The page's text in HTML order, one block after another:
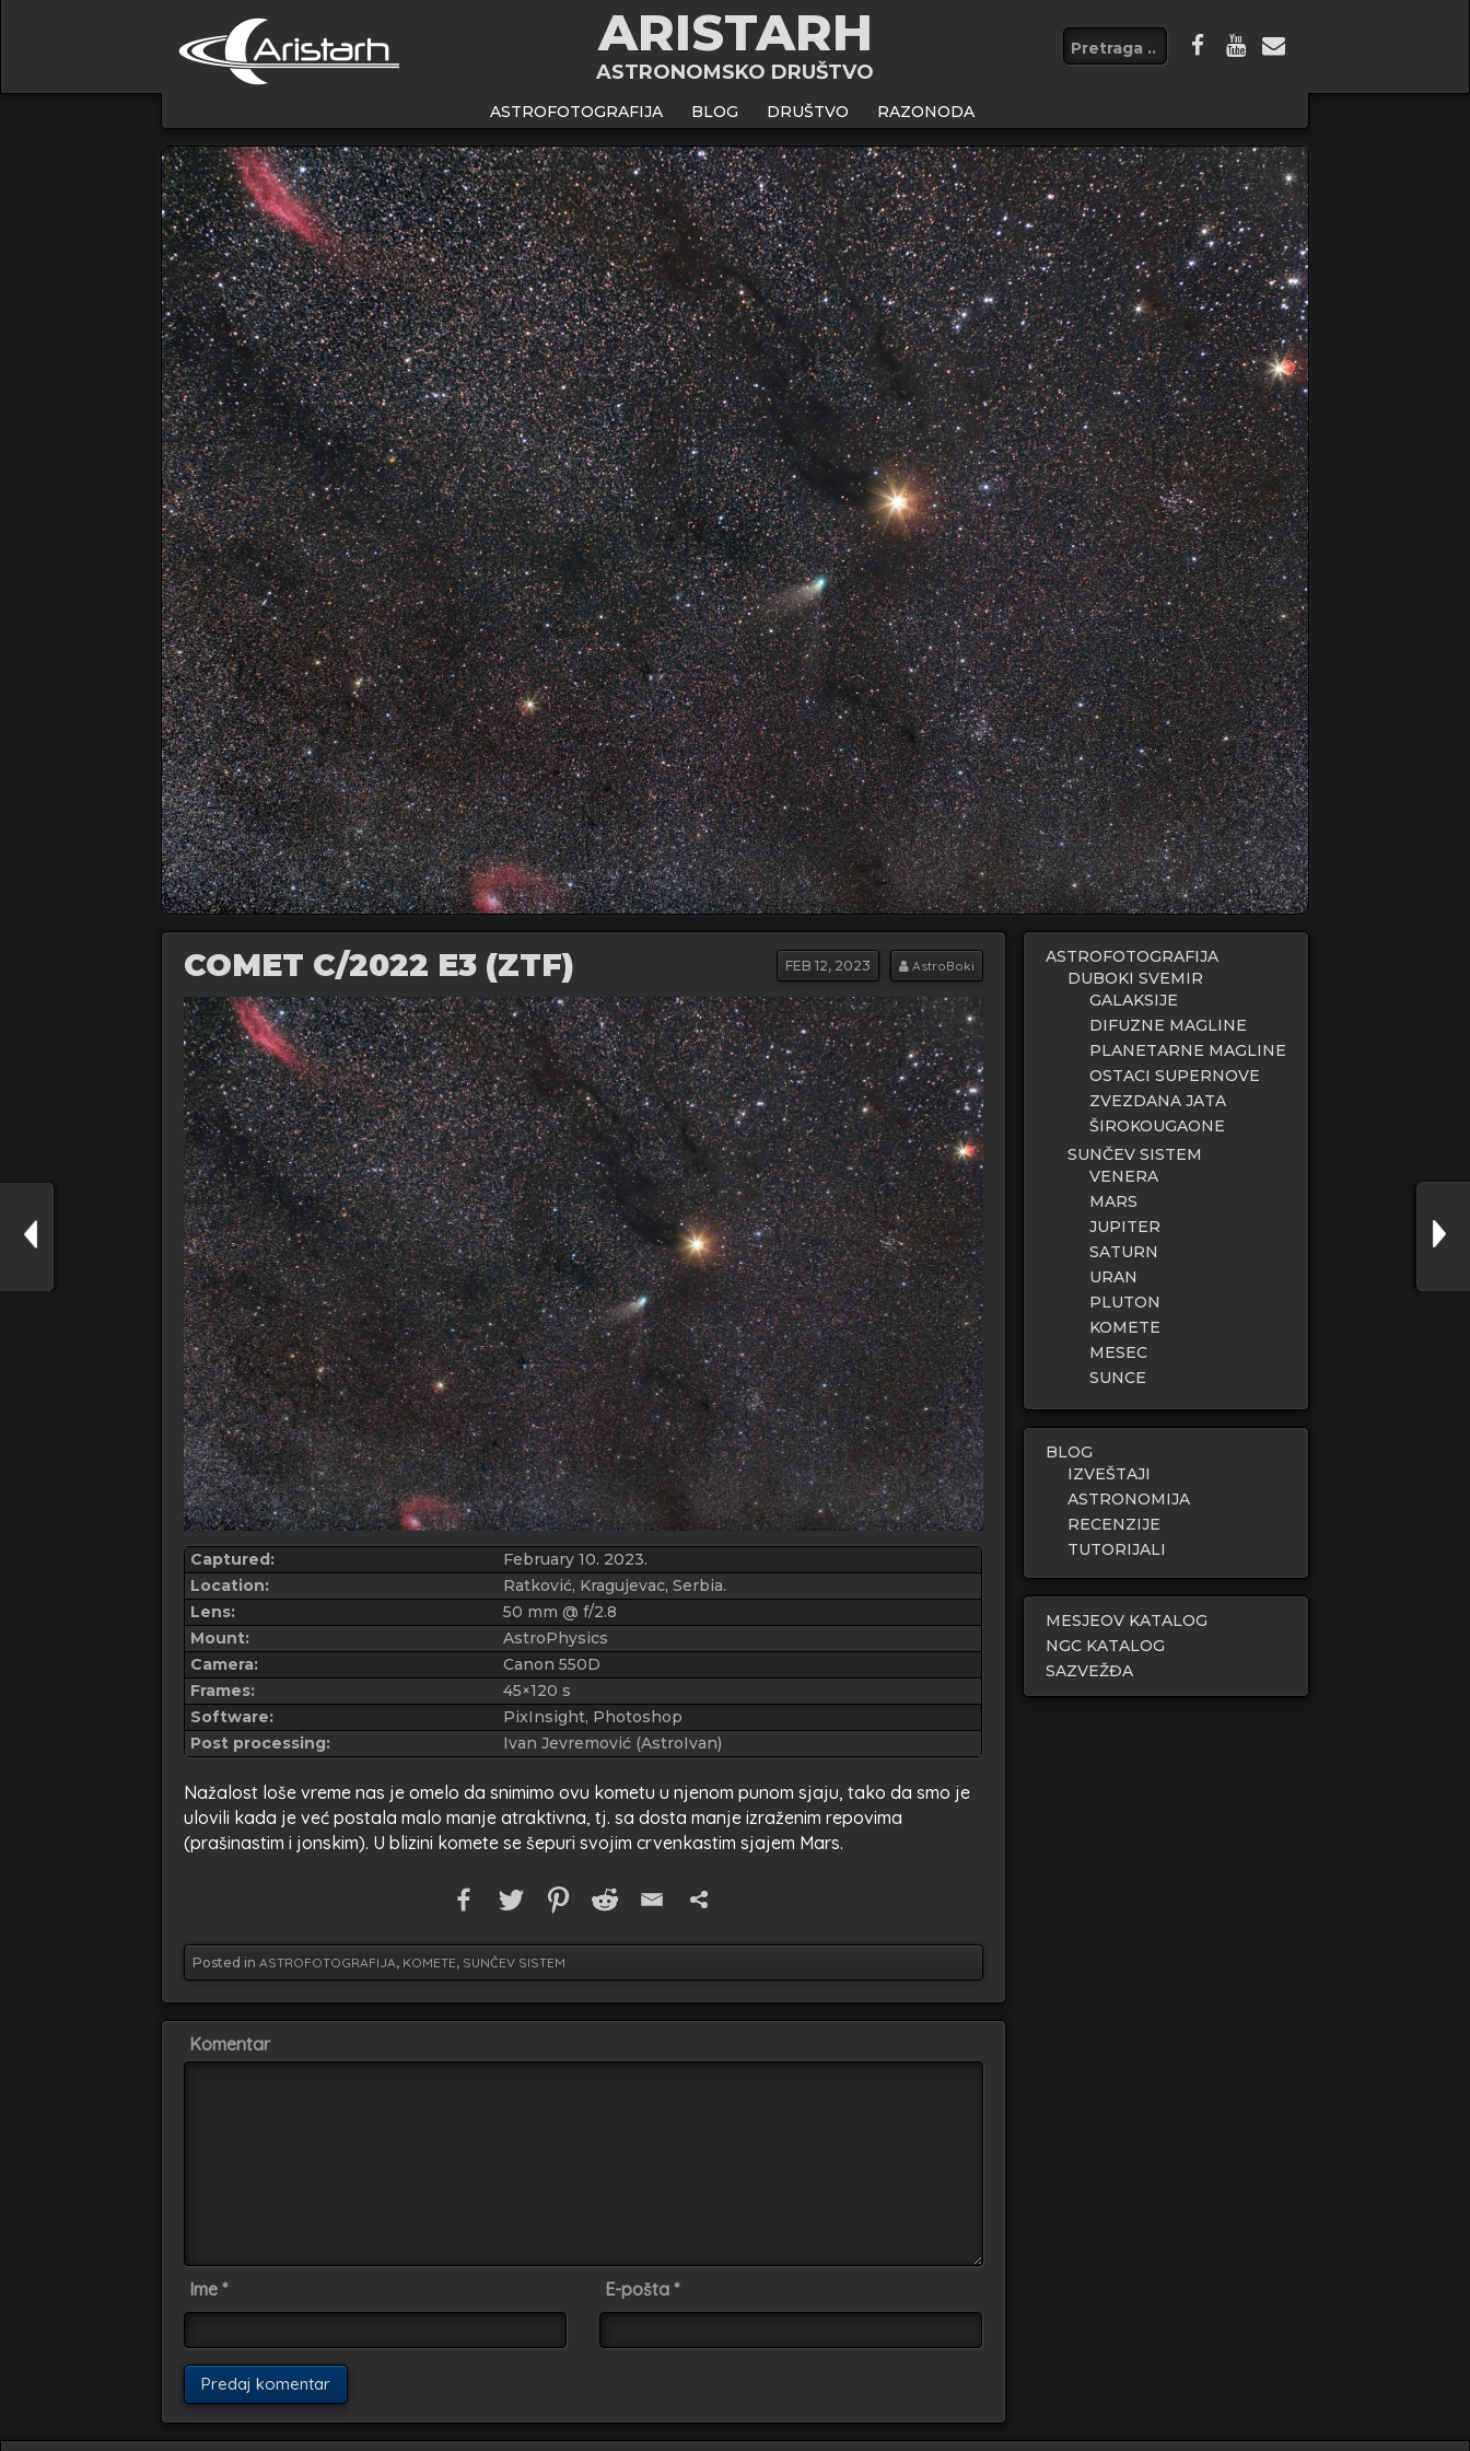
ARISTARH
ASTRONOMSKO DRUŠTVO
ASTROFOTOGRAFIJA BLOG DRUŠTVO RAZONODA
COMET C/2022 E3 (ZTF) FEB 12, 2023 AstroBoki
Captured:
February 10. 2023.
Location:
Ratković, Kragujevac, Serbia.
Lens:
50 mm @ f/2.8
Mount:
AstroPhysics
Camera:
Canon 550D
Frames:
45×120 s
Software:
PixInsight, Photoshop
Post processing:
Ivan Jevremović (AstroIvan)
Nažalost loše vreme nas je omelo da snimimo ovu kometu u njenom punom sjaju, tako da smo je
ulovili kada je već postala malo manje atraktivna, tj. sa dosta manje izraženim repovima
(prašinastim i jonskim). U blizini komete se šepuri svojim crvenkastim sjajem Mars.
Posted in ASTROFOTOGRAFIJA, KOMETE, SUNČEV SISTEM
Komentar
Ime * E-pošta *
ASTROFOTOGRAFIJA
DUBOKI SVEMIR
GALAKSIJE
DIFUZNE MAGLINE
PLANETARNE MAGLINE
OSTACI SUPERNOVE
ZVEZDANA JATA
ŠIROKOUGAONE
SUNČEV SISTEM
VENERA
MARS
JUPITER
SATURN
URAN
PLUTON
KOMETE
MESEC
SUNCE
BLOG
IZVEŠTAJI
ASTRONOMIJA
RECENZIJE
TUTORIJALI
MESJEOV KATALOG
NGC KATALOG
SAZVEŽĐA